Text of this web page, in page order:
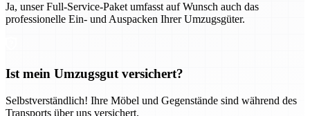
Ja, unser Full-Service-Paket umfasst auf Wunsch auch das
professionelle Ein- und Auspacken Ihrer Umzugsgüter.
Ist mein Umzugsgut versichert?
Selbstverständlich! Ihre Möbel und Gegenstände sind während des
Transports über uns versichert.